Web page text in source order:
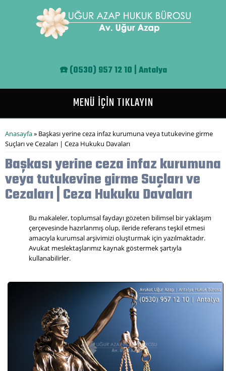
☎️(0530) 957 12 10 | Antalya
MENÜ İÇİN TIKLAYIN
Buradasınız
Anasayfa» Başkası yerine ceza infaz kurumuna veya tutukevine girme
Suçları ve Cezaları | Ceza Hukuku Davaları
Başkası yerine ceza infaz kurumuna
veya tutukevine girme Suçları ve
Cezaları | Ceza Hukuku Davaları
Bu makaleler, toplumsal faydayı gözeten bilimsel bir yaklaşım
çerçevesinde hazırlanmış olup, ileride referans teşkil etmesi
amacıyla kurumsal arşivimizi oluşturmak için yazılmaktadır.
Avukat meslektaşlarımız kaynak göstermek şartıyla
kullanabilirler.